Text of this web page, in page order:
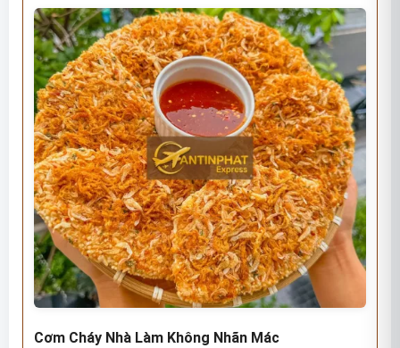
Cơm Cháy Nhà Làm Không Nhãn Mác